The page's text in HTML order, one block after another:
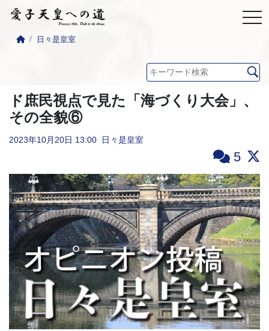
日々是皇室
ド庶民視点で見た「海づくり大会」、
その全貌⑥
2023年10月20日 13:00 日々是皇室
5